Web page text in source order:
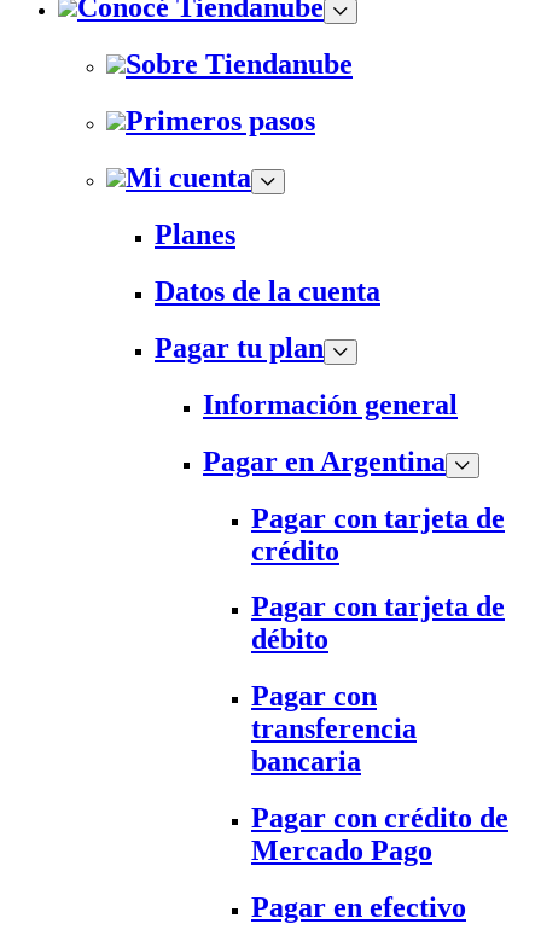
Conocé Tiendanube
Sobre Tiendanube
Primeros pasos
Mi cuenta
Planes
Datos de la cuenta
Pagar tu plan
Información general
Pagar en Argentina
Pagar con tarjeta de
crédito
Pagar con tarjeta de
débito
Pagar con
transferencia
bancaria
Pagar con crédito de
Mercado Pago
Pagar en efectivo